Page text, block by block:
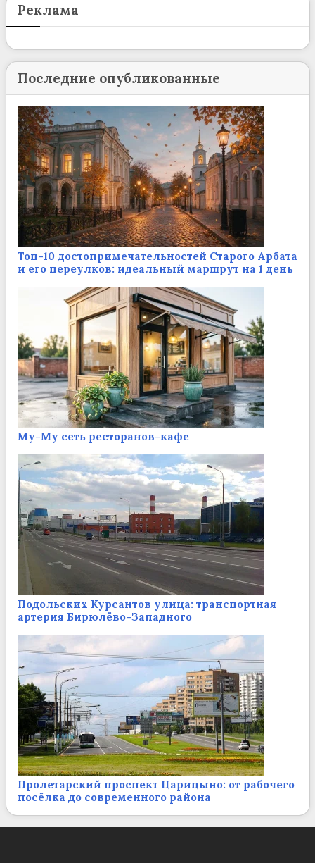
Реклама
Последние опубликованные
Топ-10 достопримечательностей Старого Арбата
и его переулков: идеальный маршрут на 1 день
Му-Му сеть ресторанов-кафе
Подольских Курсантов улица: транспортная
артерия Бирюлёво-Западного
Пролетарский проспект Царицыно: от рабочего
посёлка до современного района